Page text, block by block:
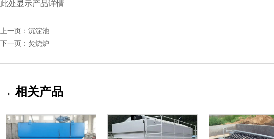
此处显示产品详情
上一页： 沉淀池
下一页： 焚烧炉
→ 相关产品